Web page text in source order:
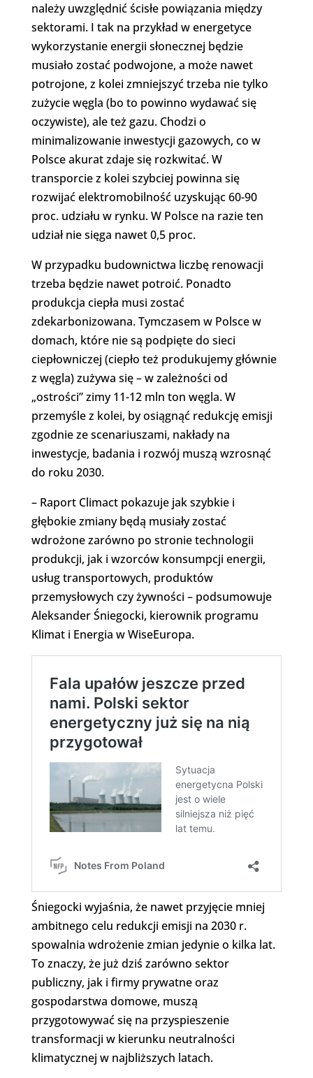
należy uwzględnić ścisłe powiązania między
sektorami. I tak na przykład w energetyce
wykorzystanie energii słonecznej będzie
musiało zostać podwojone, a może nawet
potrojone, z kolei zmniejszyć trzeba nie tylko
zużycie węgla (bo to powinno wydawać się
oczywiste), ale też gazu. Chodzi o
minimalizowanie inwestycji gazowych, co w
Polsce akurat zdaje się rozkwitać. W
transporcie z kolei szybciej powinna się
rozwijać elektromobilność uzyskując 60-90
proc. udziału w rynku. W Polsce na razie ten
udział nie sięga nawet 0,5 proc.
W przypadku budownictwa liczbę renowacji
trzeba będzie nawet potroić. Ponadto
produkcja ciepła musi zostać
zdekarbonizowana. Tymczasem w Polsce w
domach, które nie są podpięte do sieci
ciepłowniczej (ciepło też produkujemy głównie
z węgla) zużywa się – w zależności od
„ostrości” zimy 11-12 mln ton węgla. W
przemyśle z kolei, by osiągnąć redukcję emisji
zgodnie ze scenariuszami, nakłady na
inwestycje, badania i rozwój muszą wzrosnąć
do roku 2030.
– Raport Climact pokazuje jak szybkie i
głębokie zmiany będą musiały zostać
wdrożone zarówno po stronie technologii
produkcji, jak i wzorców konsumpcji energii,
usług transportowych, produktów
przemysłowych czy żywności – podsumowuje
Aleksander Śniegocki, kierownik programu
Klimat i Energia w WiseEuropa.
Śniegocki wyjaśnia, że nawet przyjęcie mniej
ambitnego celu redukcji emisji na 2030 r.
spowalnia wdrożenie zmian jedynie o kilka lat.
To znaczy, że już dziś zarówno sektor
publiczny, jak i firmy prywatne oraz
gospodarstwa domowe, muszą
przygotowywać się na przyspieszenie
transformacji w kierunku neutralności
klimatycznej w najbliższych latach.